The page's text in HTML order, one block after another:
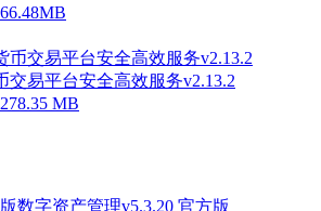
交易平台安全高效服务v2.13.2
MB